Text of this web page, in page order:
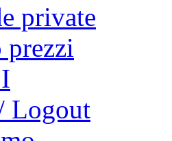
private
Logout